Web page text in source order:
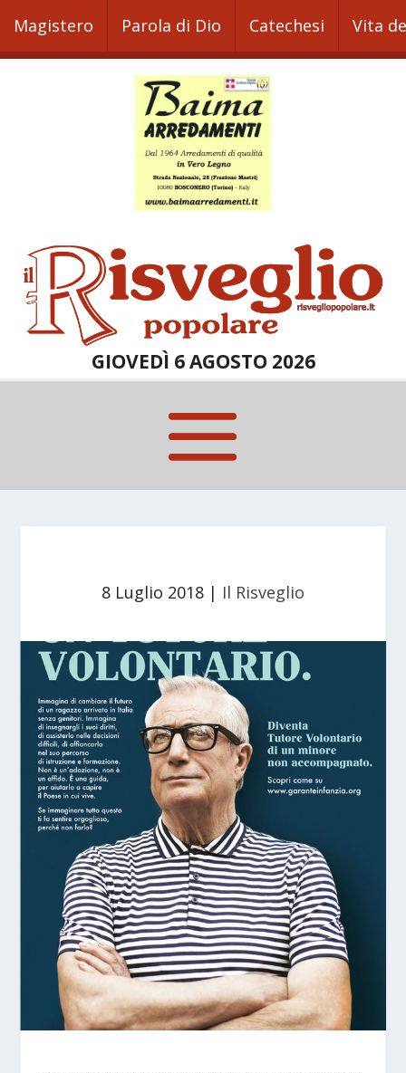
Magistero Parola di Dio Catechesi Vita
GIOVEDÌ 6 AGOSTO 2026
8 Luglio 2018 | Il Risveglio